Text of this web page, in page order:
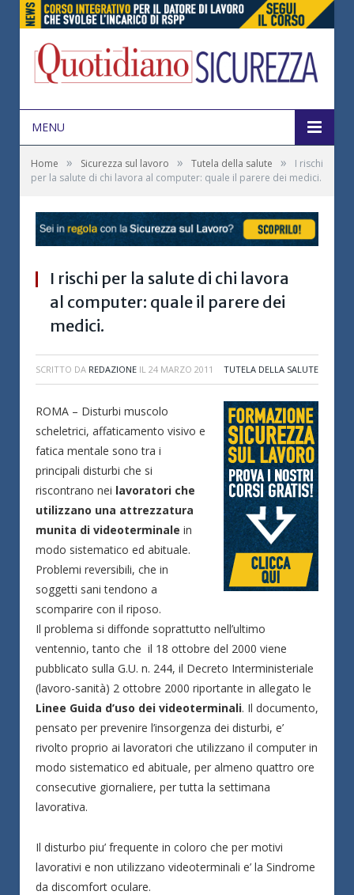
MENU
Home » Sicurezza sul lavoro » Tutela della salute »
I rischi
per la salute di chi lavora al computer: quale il parere dei medici.
I rischi per la salute di chi lavora
al computer: quale il parere dei
medici.
SCRITTO DA REDAZIONE IL 24 MARZO 2011 TUTELA DELLA SALUTE
ROMA – Disturbi muscolo
scheletrici, affaticamento visivo e
fatica mentale sono tra i
principali disturbi che si
riscontrano nei lavoratori che
utilizzano una attrezzatura
munita di videoterminale in
modo sistematico ed abituale.
Problemi reversibili, che in
soggetti sani tendono a
scomparire con il riposo.
Il problema si diffonde soprattutto nell’ultimo
ventennio, tanto che il 18 ottobre del 2000 viene
pubblicato sulla G.U. n. 244, il Decreto Interministeriale
(lavoro-sanità) 2 ottobre 2000 riportante in allegato le
Linee Guida d’uso dei videoterminali. Il documento,
pensato per prevenire l’insorgenza dei disturbi, e’
rivolto proprio ai lavoratori che utilizzano il computer in
modo sistematico ed abituale, per almeno quattro ore
consecutive giornaliere, per tutta la settimana
lavorativa.
Il disturbo piu’ frequente in coloro che per motivi
lavorativi e non utilizzano videoterminali e’ la Sindrome
da discomfort oculare.